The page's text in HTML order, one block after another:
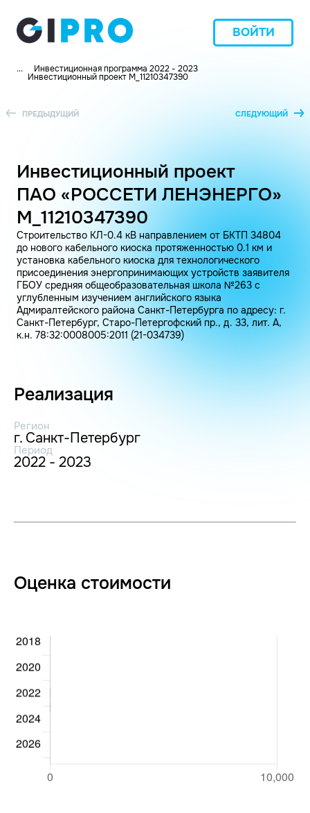
ВОЙТИ
... Инвестиционная программа 2022 - 2023
Инвестиционный проект M_11210347390
ПРЕДЫДУЩИЙ СЛЕДУЮЩИЙ
Инвестиционный проект
ПАО «РОССЕТИ ЛЕНЭНЕРГО»
M_11210347390
Строительство КЛ-0.4 кВ направлением от БКТП 34804
до нового кабельного киоска протяженностью 0.1 км и
установка кабельного киоска для технологического
присоединения энергопринимающих устройств заявителя
ГБОУ средняя общеобразовательная школа №263 с
углубленным изучением английского языка
Адмиралтейского района Санкт-Петербурга по адресу: г.
Санкт-Петербург, Старо-Петергофский пр., д. 33, лит. А,
к.н. 78:32:0008005:2011 (21-034739)
Реализация
Регион
г. Санкт-Петербург
Период
2022 - 2023
Оценка стоимости